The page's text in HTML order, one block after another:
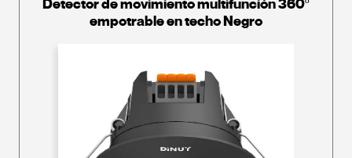
Detector de movimiento multifunción 360º
empotrable en techo Negro